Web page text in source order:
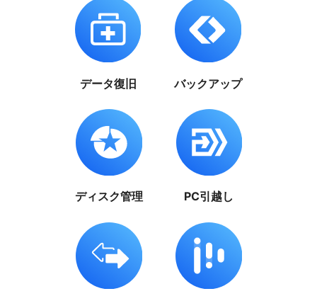
データ復旧 バックアップ
ディスク管理 PC引越し